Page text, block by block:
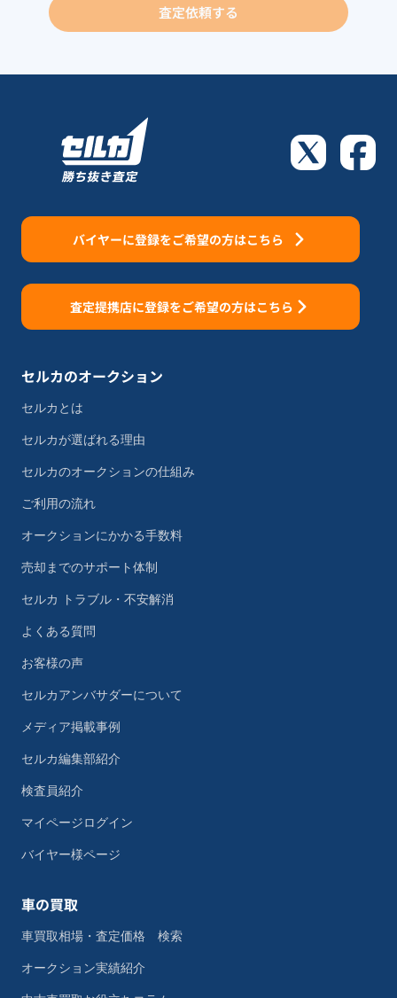
査定依頼する
バイヤーに登録をご希望の方はこちら
査定提携店に登録をご希望の方はこちら
セルカのオークション
セルカとは
セルカが選ばれる理由
セルカのオークションの仕組み
ご利用の流れ
オークションにかかる手数料
売却までのサポート体制
セルカ トラブル・不安解消
よくある質問
お客様の声
セルカアンバサダーについて
メディア掲載事例
セルカ編集部紹介
検査員紹介
マイページログイン
バイヤー様ページ
車の買取
車買取相場・査定価格 検索
オークション実績紹介